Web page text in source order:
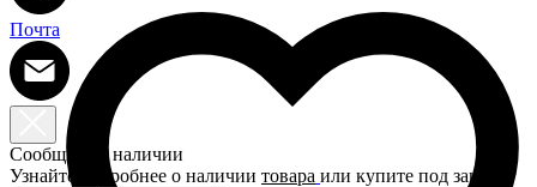
Почта
Сообщить о наличии
Узнайте подробнее о наличии товара или купите под заказ!